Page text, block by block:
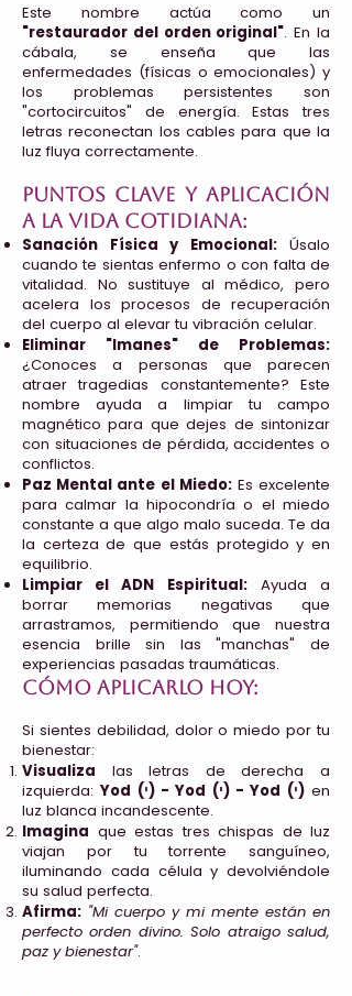
Este nombre actúa como un
"restaurador del orden original". En la
cábala, se enseña que las
enfermedades (físicas o emocionales) y
los problemas persistentes son
"cortocircuitos" de energía. Estas tres
letras reconectan los cables para que la
luz fluya correctamente.
Puntos clave y aplicación
a la vida cotidiana:
Sanación Física y Emocional:Úsalo
cuando te sientas enfermo o con falta de
vitalidad. No sustituye al médico, pero
acelera los procesos de recuperación
del cuerpo al elevar tu vibración celular.
Eliminar "Imanes" de Problemas:
¿Conoces a personas que parecen
atraer tragedias constantemente? Este
nombre ayuda a limpiar tu campo
magnético para que dejes de sintonizar
con situaciones de pérdida, accidentes o
conflictos.
Paz Mental ante el Miedo:Es excelente
para calmar la hipocondría o el miedo
constante a que algo malo suceda. Te da
la certeza de que estás protegido y en
equilibrio.
Limpiar el ADN Espiritual:Ayuda a
borrar memorias negativas que
arrastramos, permitiendo que nuestra
esencia brille sin las "manchas" de
experiencias pasadas traumáticas.
Cómo aplicarlo hoy:
Si sientes debilidad, dolor o miedo por tu
bienestar:
Visualiza las letras de derecha a
izquierda:
Yod (י) - Yod (י) - Yod (י)en
luz blanca incandescente.
Imagina que estas tres chispas de luz
viajan por tu torrente sanguíneo,
iluminando cada célula y devolviéndole
su salud perfecta.
Afirma: "Mi cuerpo y mi mente están en
perfecto orden divino. Solo atraigo salud,
paz y bienestar".